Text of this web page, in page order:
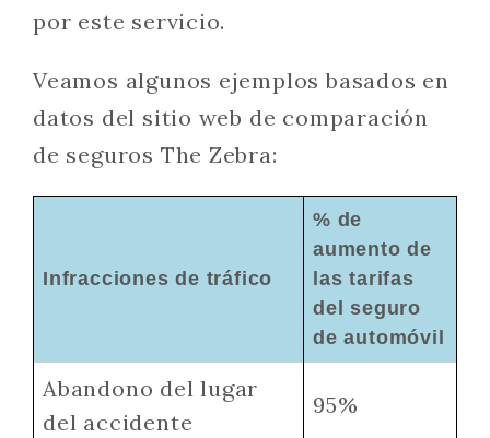
por este servicio.
Veamos algunos ejemplos basados en
datos del sitio web de comparación
de seguros The Zebra:
Infracciones de tráfico
% de
aumento de
las tarifas
del seguro
de automóvil
Abandono del lugar
del accidente
95%